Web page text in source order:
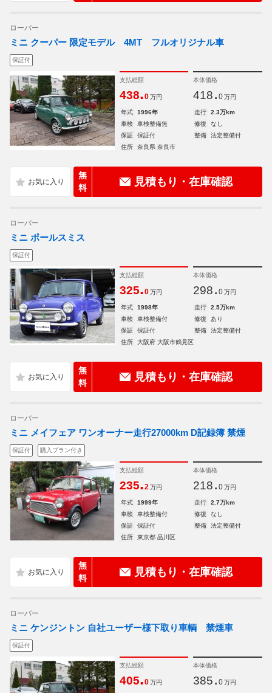
ローバー
ミニ クーパー 限定モデル 4MT フルオリジナル車
保証付
支払総額
438.0 万円
本体価格
418. 0 万円
年式 1996年 走行
2.3万km
車検
車検整備無 修復
なし
保証
保証付 整備
法定整備付
住所
奈良県 奈良市
無
料
見積もり・在庫確認
ローバー
ミニ ポールスミス
保証付
支払総額
325.0 万円
本体価格
298. 0 万円
年式 1998年 走行
2.5万km
車検
車検整備付 修復
あり
保証
保証付 整備
法定整備付
住所
大阪府 大阪市鶴見区
無
料
見積もり・在庫確認
ローバー
ミニ メイフェア ワンオーナー走行27000km D記録簿 禁煙
保証付 購入プラン付き
支払総額
235.2 万円
本体価格
218. 0 万円
年式 1999年 走行
2.7万km
車検
車検整備付 修復
なし
保証
保証付 整備
法定整備付
住所
東京都 品川区
無
料
見積もり・在庫確認
ローバー
ミニ ケンジントン 自社ユーザー様下取り車輌 禁煙車
保証付
支払総額
405.0 万円
本体価格
385. 0 万円